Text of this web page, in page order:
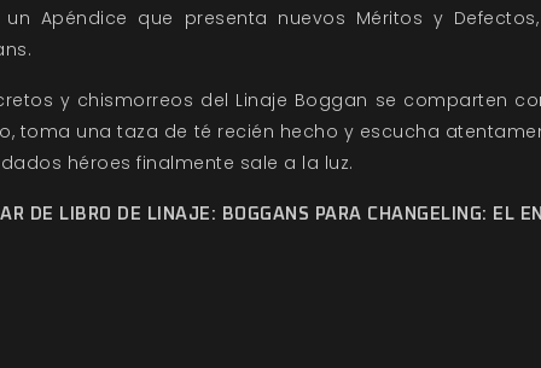
Apéndice que presenta nuevos Méritos y
y chismorreos del Linaje Boggan se comparten
toma una taza de té recién hecho y escucha
héroes finalmente sale a la luz.
DE LIBRO DE LINAJE: BOGGANS PARA CHANGELING: EL